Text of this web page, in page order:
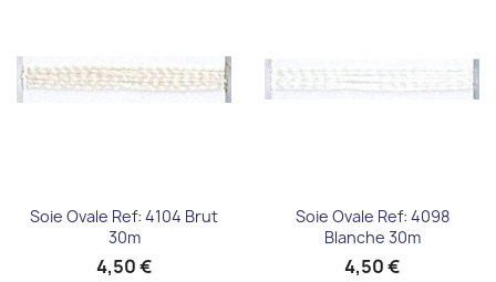
Soie Ovale Ref: 4104 Brut
30m
4,50 €
Soie Ovale Ref: 4098
Blanche 30m
4,50 €